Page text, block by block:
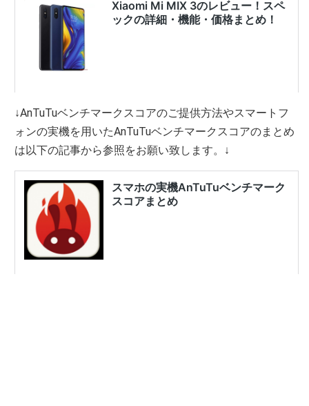
↓AnTuTuベンチマークスコアのご提供方法やスマートフ
ォンの実機を用いたAnTuTuベンチマークスコアのまとめ
は以下の記事から参照をお願い致します。↓